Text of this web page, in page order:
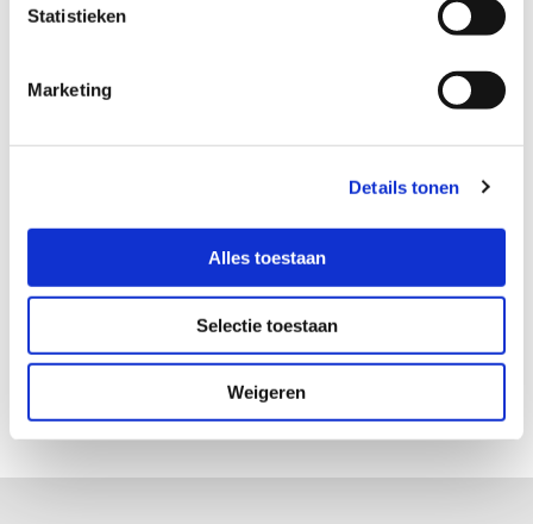
Statistieken
Marketing
Details tonen
Alles toestaan
Selectie toestaan
Weigeren